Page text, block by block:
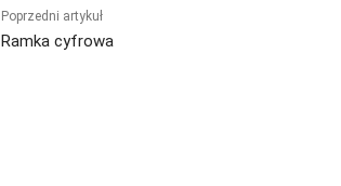
Poprzedni artykuł
Ramka cyfrowa